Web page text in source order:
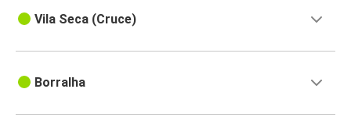
Vila Seca (Cruce)
Borralha